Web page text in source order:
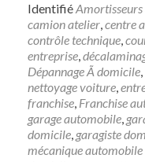
Identifié
camion atelier,centre
contrôle technique,
entreprise,
Dépannage Ã domicile,
nettoyage voiture,
franchise, Franchise
garage automobile,
domicile, garagiste
mécanique